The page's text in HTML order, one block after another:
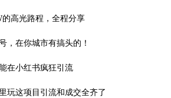
的高光路程，全程分享
，在你城市有搞头的！
在小红书疯狂引流
玩这项目引流和成交全齐了